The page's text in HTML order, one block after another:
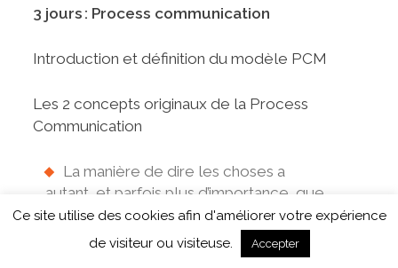
3 jours : Process communication
Introduction et définition du modèle PCM
Les 2 concepts originaux de la Process
Communication
La manière de dire les choses a
autant, et parfois plus d’importance, que
ce qui est dit.
Chacun de nous développe au cours
Ce site utilise des cookies afin d'améliorer votre expérience
de visiteur ou visiteuse.
Accepter